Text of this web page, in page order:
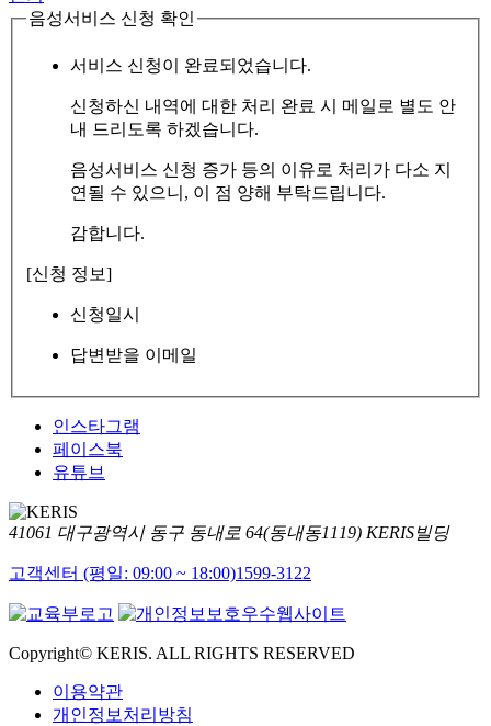
음성서비스 신청 확인
서비스 신청이 완료되었습니다.
신청하신 내역에 대한 처리 완료 시 메일로 별도 안
내 드리도록 하겠습니다.
음성서비스 신청 증가 등의 이유로 처리가 다소 지
연될 수 있으니, 이 점 양해 부탁드립니다.
감합니다.
[신청 정보]
신청일시
답변받을 이메일
인스타그램
페이스북
유튜브
41061 대구광역시 동구 동내로 64(동내동1119) KERIS빌딩
고객센터 (평일: 09:00 ~ 18:00)1599-3122
Copyright© KERIS. ALL RIGHTS RESERVED
이용약관
개인정보처리방침